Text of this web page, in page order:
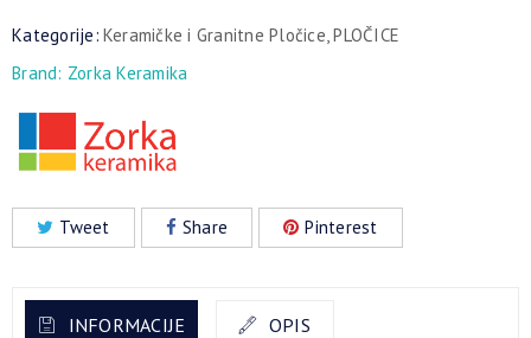
Kategorije: Keramičke i Granitne Pločice ,PLOČICE
Brand: Zorka Keramika
Tweet Share Pinterest
INFORMACIJE OPIS